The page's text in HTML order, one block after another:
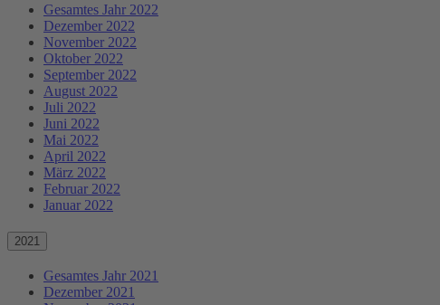
Gesamtes Jahr 2022
Dezember 2022
November 2022
Oktober 2022
September 2022
August 2022
Juli 2022
Juni 2022
Mai 2022
April 2022
März 2022
Februar 2022
Januar 2022
2021
Gesamtes Jahr 2021
Dezember 2021